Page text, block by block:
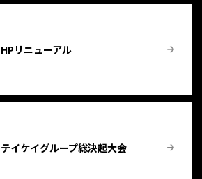
HPリニューアル
テイケイグループ総決起大会